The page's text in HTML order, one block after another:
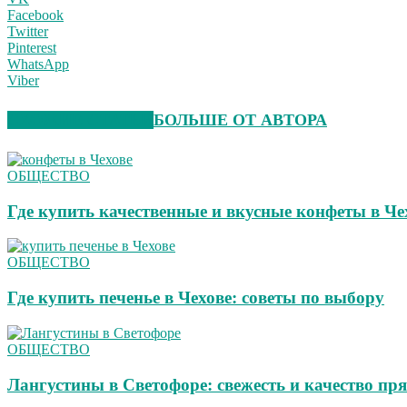
Facebook
Twitter
Pinterest
WhatsApp
Viber
БОЛЬШЕ ОТ АВТОРА
ОБЩЕСТВО
Где купить качественные и вкусные конфеты в
ОБЩЕСТВО
Где купить печенье в Чехове: советы по выбору
ОБЩЕСТВО
Лангустины в Светофоре: свежесть и качество